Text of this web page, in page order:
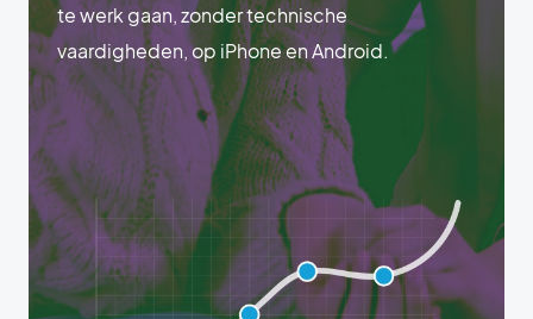
te werk gaan, zonder technische
vaardigheden, op iPhone en Android.